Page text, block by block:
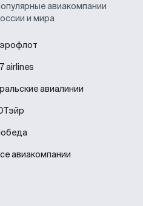
авиакомпании
и мира
airlines
авиалинии
авиакомпании